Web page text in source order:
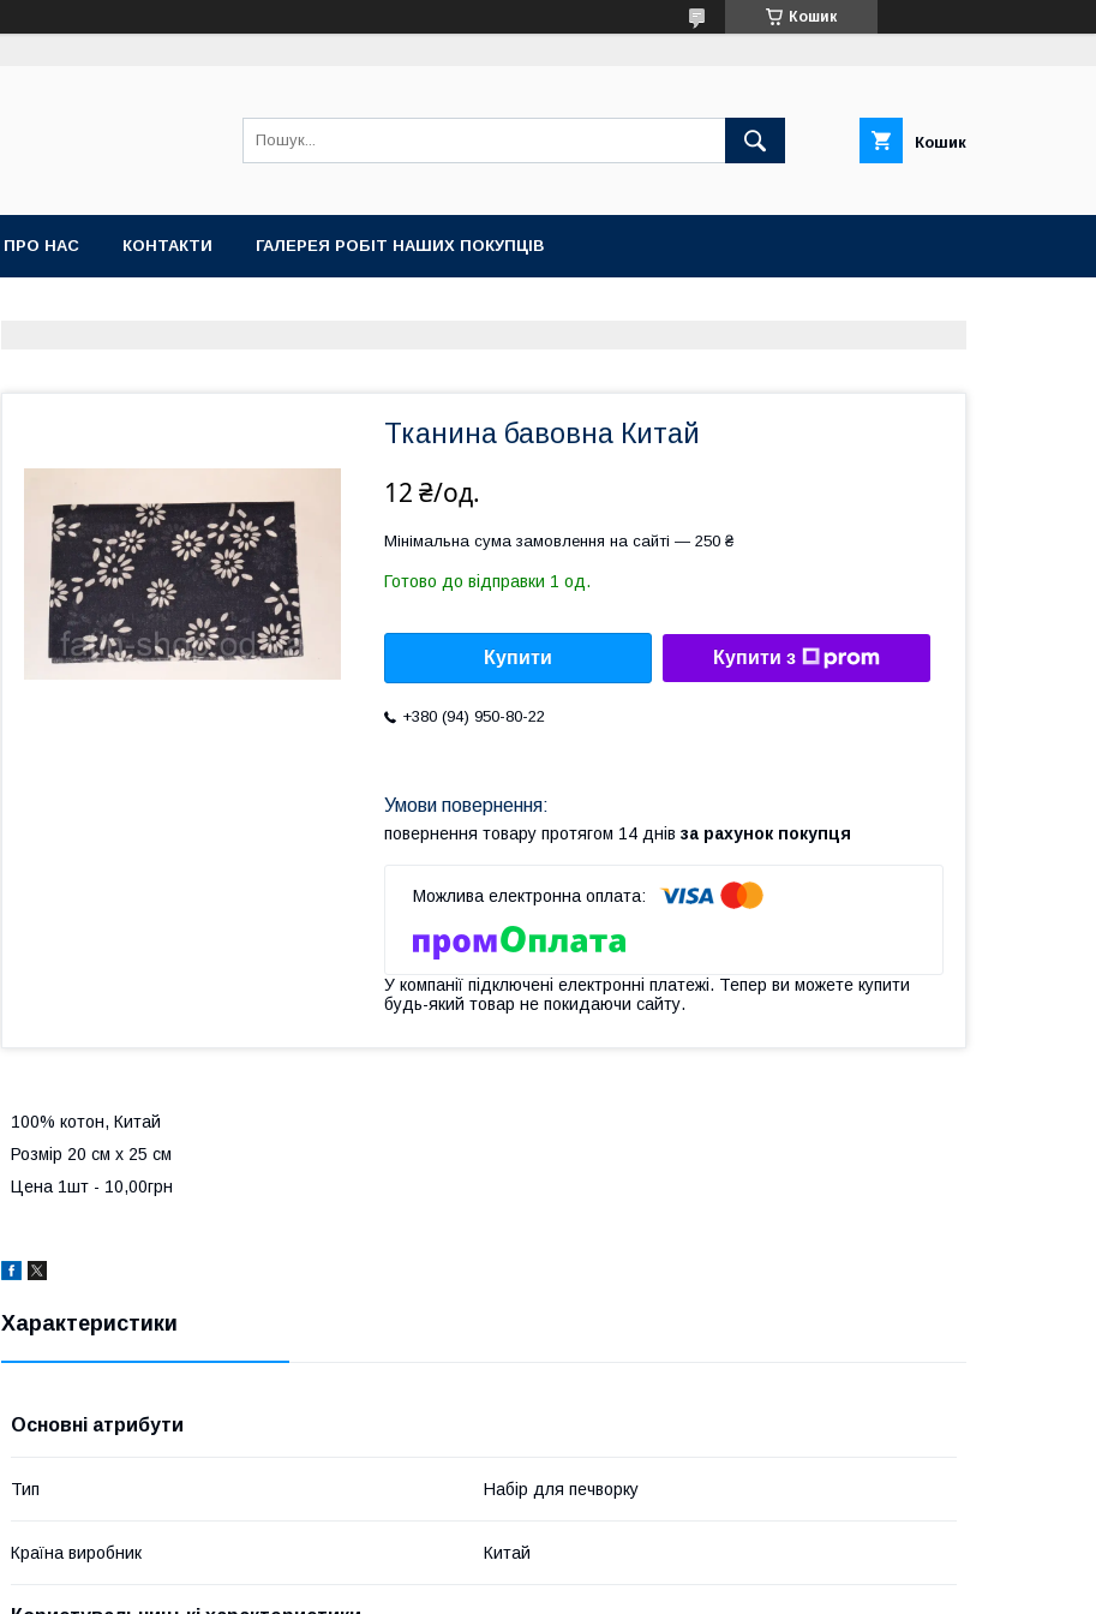
Кошик
Кошик
ПРО НАС КОНТАКТИ ГАЛЕРЕЯ РОБІТ НАШИХ ПОКУПЦІВ
Тканина бавовна Китай
12 ₴/од.
Мінімальна сума замовлення на сайті — 250 ₴
Готово до відправки 1 од.
Купити Купити з
+380 (94) 950-80-22
повернення товару протягом 14 днів за рахунок покупця
У компанії підключені електронні платежі. Тепер ви можете купити
будь-який товар не покидаючи сайту.
100% котон, Китай
Розмір 20 см х 25 см
Цена 1шт - 10,00грн
Характеристики
Основні атрибути
Тип Набір для печворку
Країна виробник Китай